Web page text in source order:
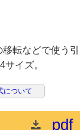
移転などで使う
イズ。
について
pdf